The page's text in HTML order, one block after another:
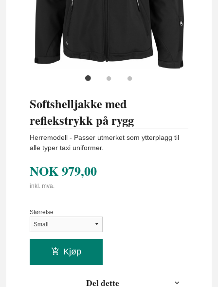
Softshelljakke med
reflekstrykk på rygg
Herremodell - Passer utmerket som ytterplagg til
alle typer taxi uniformer.
NOK979,00
inkl. mva.
Størrelse
Kjøp
Del dette